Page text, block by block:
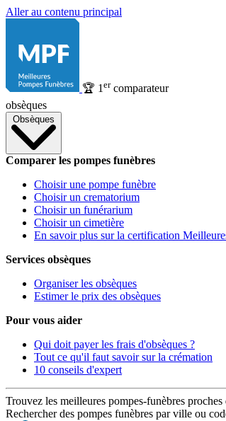
Aller au contenu principal
🏆 1 ercomparateur
obsèques
Obsèques
Comparer les pompes funèbres
Choisir une pompe funèbre
Choisir un crematorium
Choisir un funérarium
Choisir un cimetière
En savoir plus sur la certification
Services obsèques
Organiser les obsèques
Estimer le prix des obsèques
Pour vous aider
Qui doit payer les frais d'obsèques ?
Tout ce qu'il faut savoir sur la crémation
10 conseils d'expert
Trouvez les meilleures pompes-funèbres proches
Rechercher des pompes funèbres par ville ou